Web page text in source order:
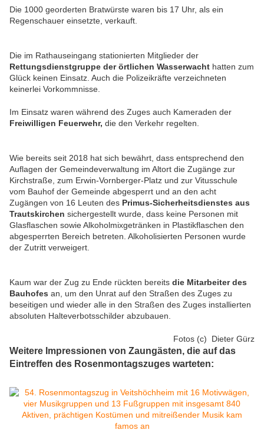
Die 1000 georderten Bratwürste waren bis 17 Uhr, als ein
Regenschauer einsetzte, verkauft.
Die im Rathauseingang stationierten Mitglieder der
Rettungsdienstgruppe der örtlichen Wasserwacht hatten zum
Glück keinen Einsatz. Auch die Polizeikräfte verzeichneten
keinerlei Vorkommnisse.
Im Einsatz waren während des Zuges auch Kameraden der
Freiwilligen Feuerwehr, die den Verkehr regelten.
Wie bereits seit 2018 hat sich bewährt, dass entsprechend den
Auflagen der Gemeindeverwaltung im Altort die Zugänge zur
Kirchstraße, zum Erwin-Vornberger-Platz und zur Vitusschule
vom Bauhof der Gemeinde abgesperrt und an den acht
Zugängen von 16 Leuten des Primus-Sicherheitsdienstes aus
Trautskirchen sichergestellt wurde, dass keine Personen mit
Glasflaschen sowie Alkoholmixgetränken in Plastikflaschen den
abgesperrten Bereich betreten. Alkoholisierten Personen wurde
der Zutritt verweigert.
Kaum war der Zug zu Ende rückten bereits die Mitarbeiter des
Bauhofes an, um den Unrat auf den Straßen des Zuges zu
beseitigen und wieder alle in den Straßen des Zuges installierten
absoluten Halteverbotsschilder abzubauen.
Fotos (c) Dieter Gürz
Weitere Impressionen von Zaungästen, die auf das
Eintreffen des Rosenmontagszuges warteten: